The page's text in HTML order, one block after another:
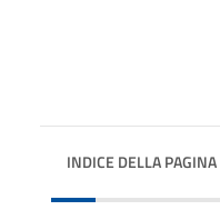
INDICE DELLA PAGINA